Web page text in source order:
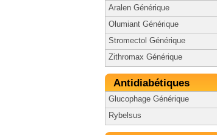
Aralen Générique
Olumiant Générique
Stromectol Générique
Zithromax Générique
Antidiabétiques
Glucophage Générique
Rybelsus